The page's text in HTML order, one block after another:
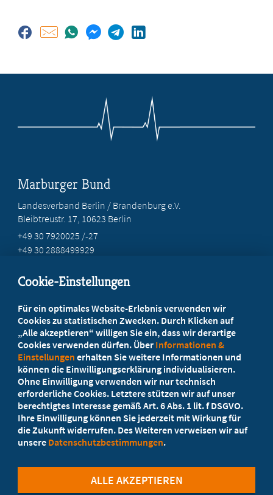
Marburger Bund
Landesverband Berlin / Brandenburg e.V.
Bleibtreustr. 17, 10623 Berlin
+49 30 7920025 /-27
+49 30 2888499929
Ihr Landesverband berät Sie!
Ansprechpartner
Werden Sie jetzt Mitglied
5 Vorteile einer MB-Mitgliedschaft
Cookie-Einstellungen
Für ein optimales Website-Erlebnis verwenden wir
Cookies zu statistischen Zwecken. Durch Klicken auf
„Alle akzeptieren“ willigen Sie ein, dass wir derartige
Cookies verwenden dürfen. Über Informationen &
Einstellungen erhalten Sie weitere Informationen und
können die Einwilligungserklärung individualisieren.
Ohne Einwilligung verwenden wir nur technisch
erforderliche Cookies. Letztere stützen wir auf unser
berechtigtes Interesse gemäß Art. 6 Abs. 1 lit. f DSGVO.
Ihre Einwilligung können Sie jederzeit mit Wirkung für
die Zukunft widerrufen. Des Weiteren verweisen wir auf
unsere Datenschutzbestimmungen.
ALLE AKZEPTIEREN